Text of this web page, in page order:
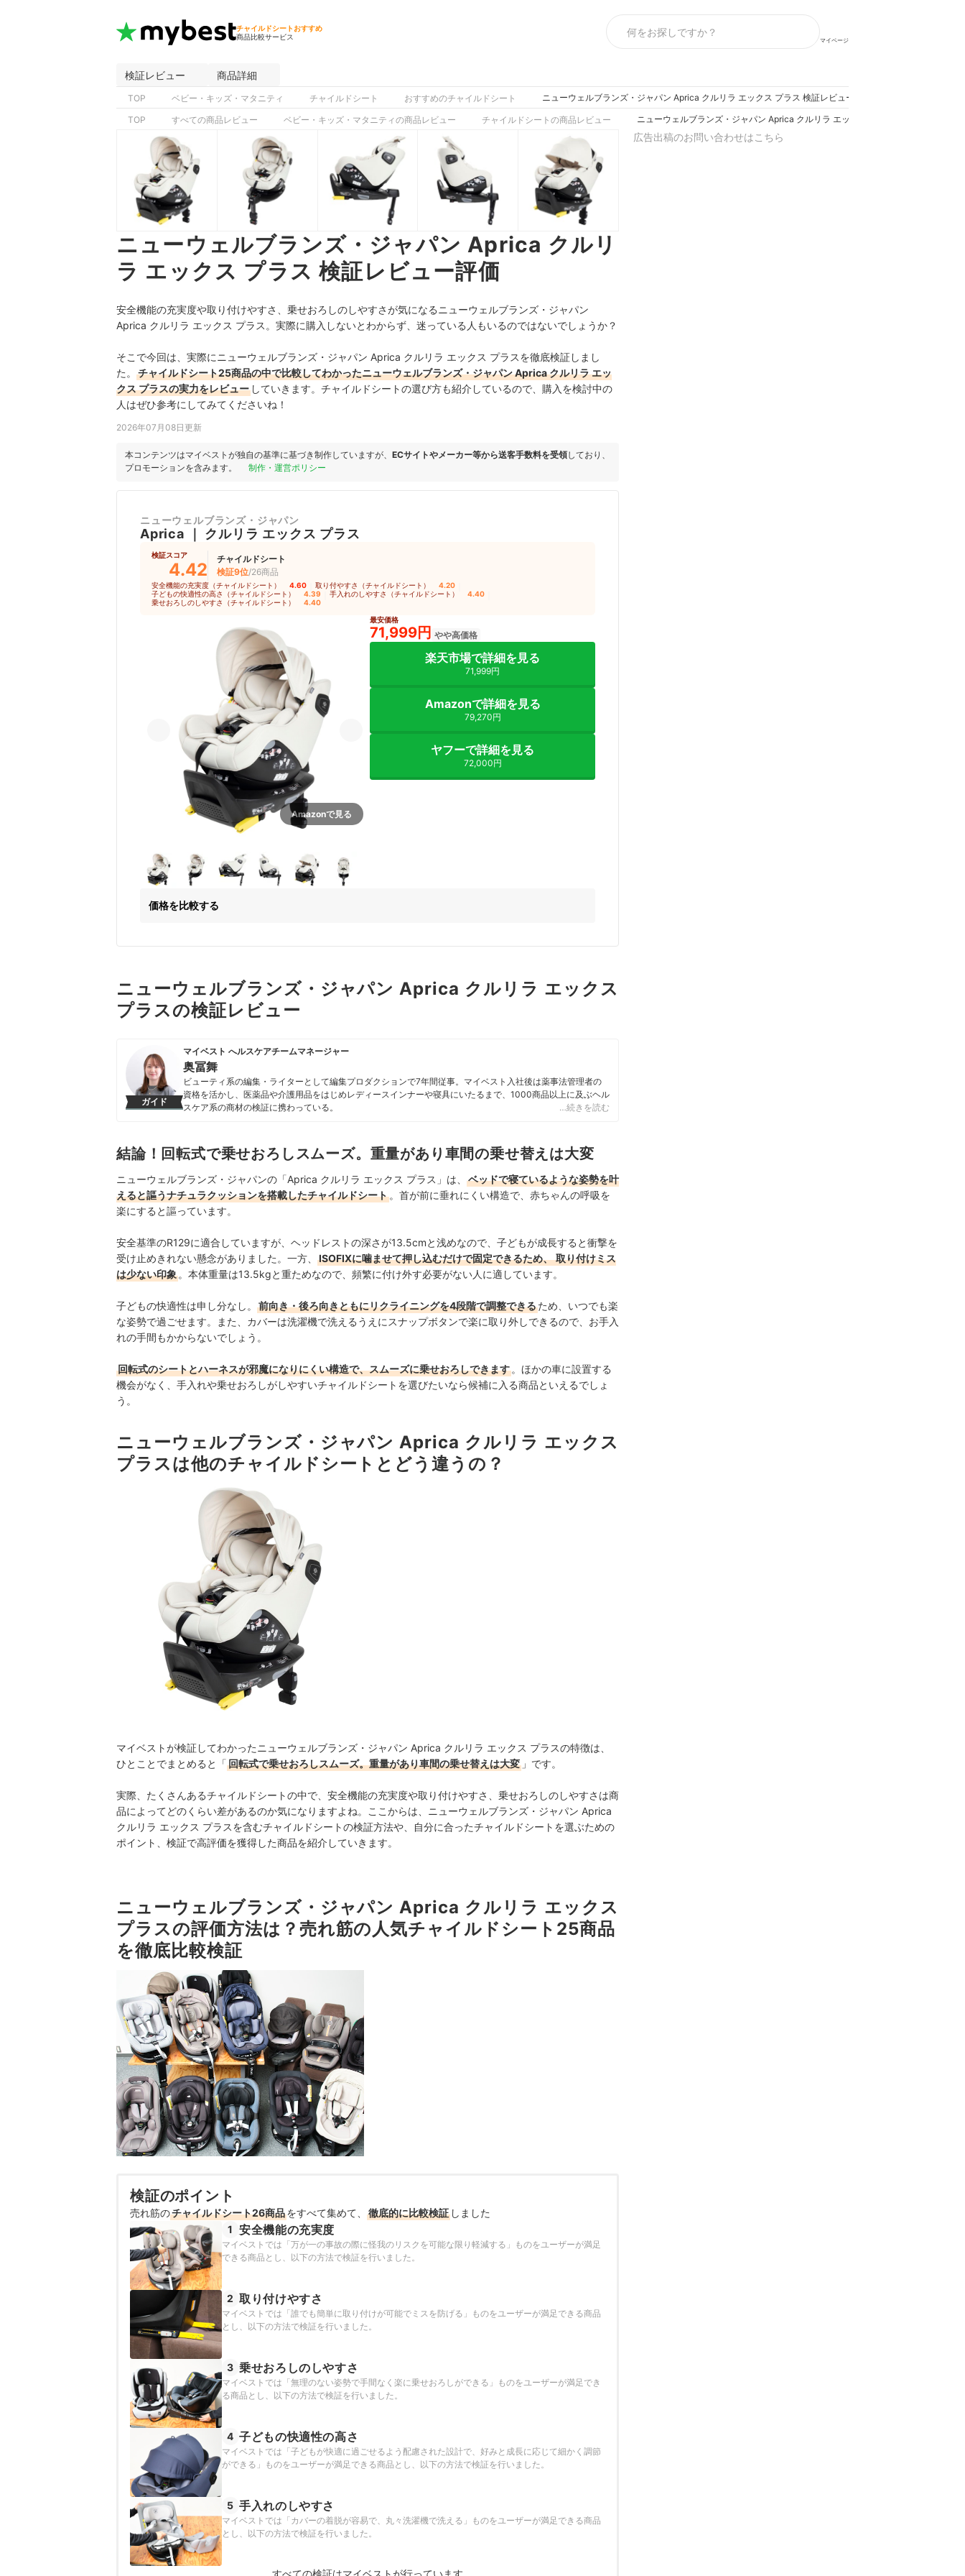
チャイルドシートおすすめ
商品比較サービス
マイページ
検証レビュー 商品詳細
TOP ベビー・キッズ・マタニティ チャイルドシート おすすめのチャイルドシート ニューウェルブランズ・ジャパン Aprica クルリラ エックス プラス 検証レビュー評価
TOP すべての商品レビュー ベビー・キッズ・マタニティの商品レビュー チャイルドシートの商品レビュー ニューウェルブランズ・ジャパン Aprica クルリラ エックス プラス 検証レビュー評
ニューウェルブランズ・ジャパン Aprica クルリ
ラ エックス プラス 検証レビュー評価
安全機能の充実度や取り付けやすさ、乗せおろしのしやすさが気になるニューウェルブランズ・ジャパン
Aprica クルリラ エックス プラス。実際に購入しないとわからず、迷っている人もいるのではないでしょうか？
そこで今回は、実際にニューウェルブランズ・ジャパン Aprica クルリラ エックス プラスを徹底検証しまし
た。
チャイルドシート25商品の中で比較してわかったニューウェルブランズ・ジャパン Aprica クルリラ エッ
クス プラスの実力をレビュー していきます。チャイルドシートの選び方も紹介しているので、購入を検討中の
人はぜひ参考にしてみてくださいね！
2026年07月08日更新
本コンテンツはマイベストが独自の基準に基づき制作していますが、 ECサイトやメーカー等から送客手数料を受領しており、
プロモーションを含みます。
制作・運営ポリシー
ニューウェルブランズ・ジャパン
Aprica クルリラ エックス プラス
検証スコア
4.42
チャイルドシート
検証9位/26商品
安全機能の充実度（チャイルドシート） 4.60 取り付やすさ（チャイルドシート） 4.20
子どもの快適性の高さ（チャイルドシート） 4.39 手入れのしやすさ（チャイルドシート） 4.40
乗せおろしのしやすさ（チャイルドシート） 4.40
Amazonで見る
最安価格
71,999円 やや高価格
楽天市場で詳細を見る
71,999円
Amazonで詳細を見る
79,270円
ヤフーで詳細を見る
72,000円
価格を比較する
ニューウェルブランズ・ジャパン Aprica クルリラ エックス
プラスの検証レビュー
ガイド
マイベスト へルスケアチームマネージャー
奥冨舞
ビューティ系の編集・ライターとして編集プロダクションで7年間従事。マイベスト入社後は薬事法管理者の
資格を活かし、医薬品や介護用品をはじめレディースインナーや寝具にいたるまで、1000商品以上に及ぶヘル
スケア系の商材の検証に携わっている。
…続きを読む
結論！回転式で乗せおろしスムーズ。重量があり車間の乗せ替えは大変
ニューウェルブランズ・ジャパンの「Aprica クルリラ エックス プラス」は、
ベッドで寝ているような姿勢を叶
えると謳うナチュラクッションを搭載したチャイルドシート 。首が前に垂れにくい構造で、赤ちゃんの呼吸を
楽にすると謳っています。
安全基準のR129に適合していますが、ヘッドレストの深さが13.5cmと浅めなので、子どもが成長すると衝撃を
受け止めきれない懸念がありました。一方、
ISOFIXに噛ませて押し込むだけで固定できるため、 取り付けミス
は少ない印象 。本体重量は13.5kgと重ためなので、頻繁に付け外す必要がない人に適しています。
子どもの快適性は申し分なし。 前向き・後ろ向きともにリクライニングを4段階で調整できるため、いつでも楽
な姿勢で過ごせます。また、カバーは洗濯機で洗えるうえにスナップボタンで楽に取り外しできるので、お手入
れの手間もかからないでしょう。
回転式のシートとハーネスが邪魔になりにくい構造で、スムーズに乗せおろしできます 。ほかの車に設置する
機会がなく、手入れや乗せおろしがしやすいチャイルドシートを選びたいなら候補に入る商品といえるでしょ
う。
ニューウェルブランズ・ジャパン Aprica クルリラ エックス
プラスは他のチャイルドシートとどう違うの？
マイベストが検証してわかったニューウェルブランズ・ジャパン Aprica クルリラ エックス プラスの特徴は、
ひとことでまとめると「回転式で乗せおろしスムーズ。重量があり車間の乗せ替えは大変 」です。
実際、たくさんあるチャイルドシートの中で、安全機能の充実度や取り付けやすさ、乗せおろしのしやすさは商
品によってどのくらい差があるのか気になりますよね。ここからは、ニューウェルブランズ・ジャパン Aprica
クルリラ エックス プラスを含むチャイルドシートの検証方法や、自分に合ったチャイルドシートを選ぶための
ポイント、検証で高評価を獲得した商品を紹介していきます。
ニューウェルブランズ・ジャパン Aprica クルリラ エックス
プラスの評価方法は？売れ筋の人気チャイルドシート25商品
を徹底比較検証
検証のポイント
売れ筋のチャイルドシート26商品をすべて集めて、 徹底的に比較検証 しました
1 安全機能の充実度
マイベストでは「万が一の事故の際に怪我のリスクを可能な限り軽減する」ものをユーザーが満足
できる商品とし、以下の方法で検証を行いました。
2 取り付けやすさ
マイベストでは「誰でも簡単に取り付けが可能でミスを防げる」ものをユーザーが満足できる商品
とし、以下の方法で検証を行いました。
3 乗せおろしのしやすさ
マイベストでは「無理のない姿勢で手間なく楽に乗せおろしができる」ものをユーザーが満足でき
る商品とし、以下の方法で検証を行いました。
4 子どもの快適性の高さ
マイベストでは「子どもが快適に過ごせるよう配慮された設計で、好みと成長に応じて細かく調節
ができる」ものをユーザーが満足できる商品とし、以下の方法で検証を行いました。
5 手入れのしやすさ
マイベストでは「カバーの着脱が容易で、丸々洗濯機で洗える」ものをユーザーが満足できる商品
とし、以下の方法で検証を行いました。
すべての検証はマイベストが行っています
広告出稿のお問い合わせはこちら